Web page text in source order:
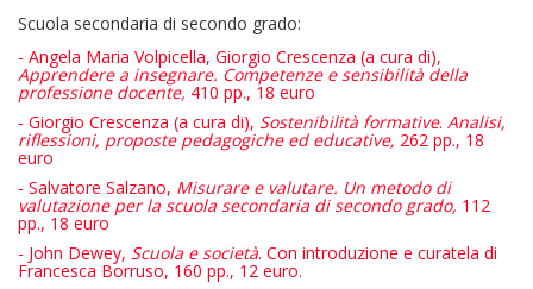
Scuola secondaria di secondo grado:
- Angela Maria Volpicella, Giorgio Crescenza (a cura di),
Apprendere a insegnare. Competenze e sensibilità della
professione docente, 410 pp., 18 euro
- Giorgio Crescenza (a cura di), Sostenibilità formative. Analisi,
riflessioni, proposte pedagogiche ed educative, 262 pp., 18
euro
- Salvatore Salzano, Misurare e valutare. Un metodo di
valutazione per la scuola secondaria di secondo grado, 112
pp., 18 euro
- John Dewey, Scuola e società. Con introduzione e curatela di
Francesca Borruso, 160 pp., 12 euro.